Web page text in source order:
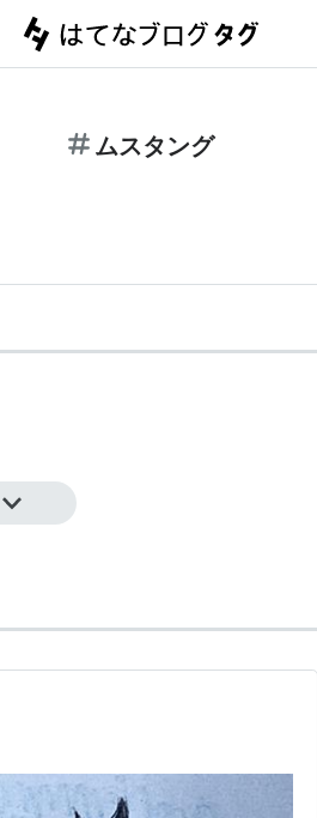
ムスタング